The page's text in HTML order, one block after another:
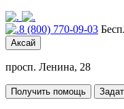
8 (800) 770-09-03
Аксай
просп. Ленина, 28
Получить помощь